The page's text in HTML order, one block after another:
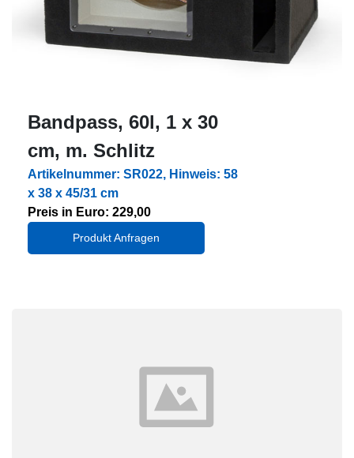
Bandpass, 60l, 1 x 30
cm, m. Schlitz
Artikelnummer: SR022, Hinweis: 58
x 38 x 45/31 cm
Preis in Euro: 229,00
Produkt Anfragen